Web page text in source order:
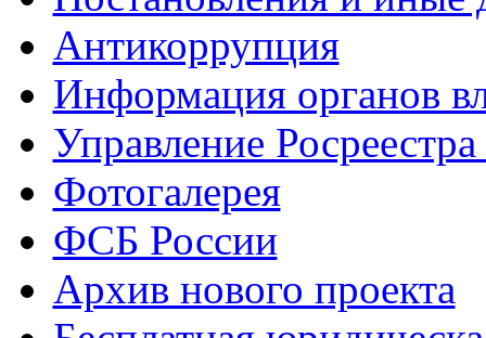
Антикоррупция
Информация органов
Управление
Фотогалерея
ФСБ России
Архив нового проекта